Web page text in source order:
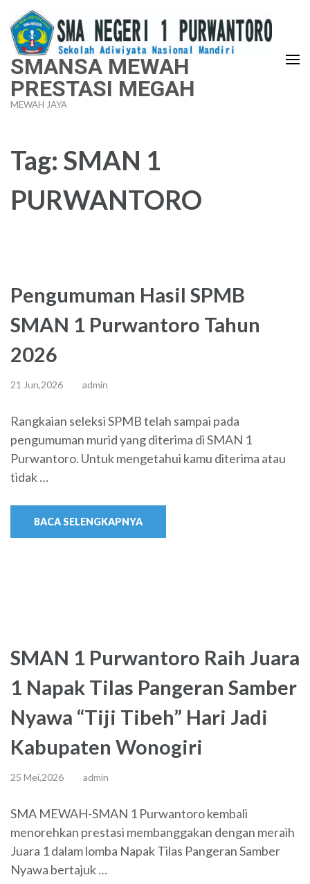
Lompat
ke
konten
(Tekan
Enter)
SMANSA MEWAH
PRESTASI MEGAH
MEWAH JAYA
Tag: SMAN 1
PURWANTORO
Pengumuman Hasil SPMB
SMAN 1 Purwantoro Tahun
2026
21 Jun,2026 admin
Rangkaian seleksi SPMB telah sampai pada
pengumuman murid yang diterima di SMAN 1
Purwantoro. Untuk mengetahui kamu diterima atau
tidak …
BACA SELENGKAPNYA
SMAN 1 Purwantoro Raih Juara
1 Napak Tilas Pangeran Samber
Nyawa “Tiji Tibeh” Hari Jadi
Kabupaten Wonogiri
25 Mei,2026 admin
SMA MEWAH-SMAN 1 Purwantoro kembali
menorehkan prestasi membanggakan dengan meraih
Juara 1 dalam lomba Napak Tilas Pangeran Samber
Nyawa bertajuk …